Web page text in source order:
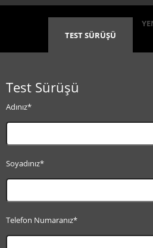
TEST SÜRÜŞÜ
Test Sürüşü
Adınız*
Soyadınız*
Telefon Numaranız*